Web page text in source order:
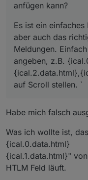
anfügen kann?
Es ist ein
aber auch das
Meldungen.
angeben, z.B.
auf Scroll stellen. `
Habe mich falsch
Was ich wollte ist,
{ical.0.data.html}
{ical.1.data.html}"
HTLM Feld läuft.